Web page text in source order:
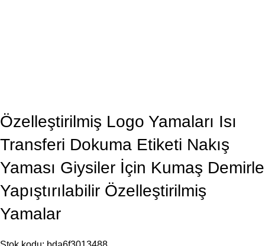
Özelleştirilmiş Logo Yamaları Isı
Transferi Dokuma Etiketi Nakış
Yaması Giysiler İçin Kumaş Demirle
Yapıştırılabilir Özelleştirilmiş
Yamalar